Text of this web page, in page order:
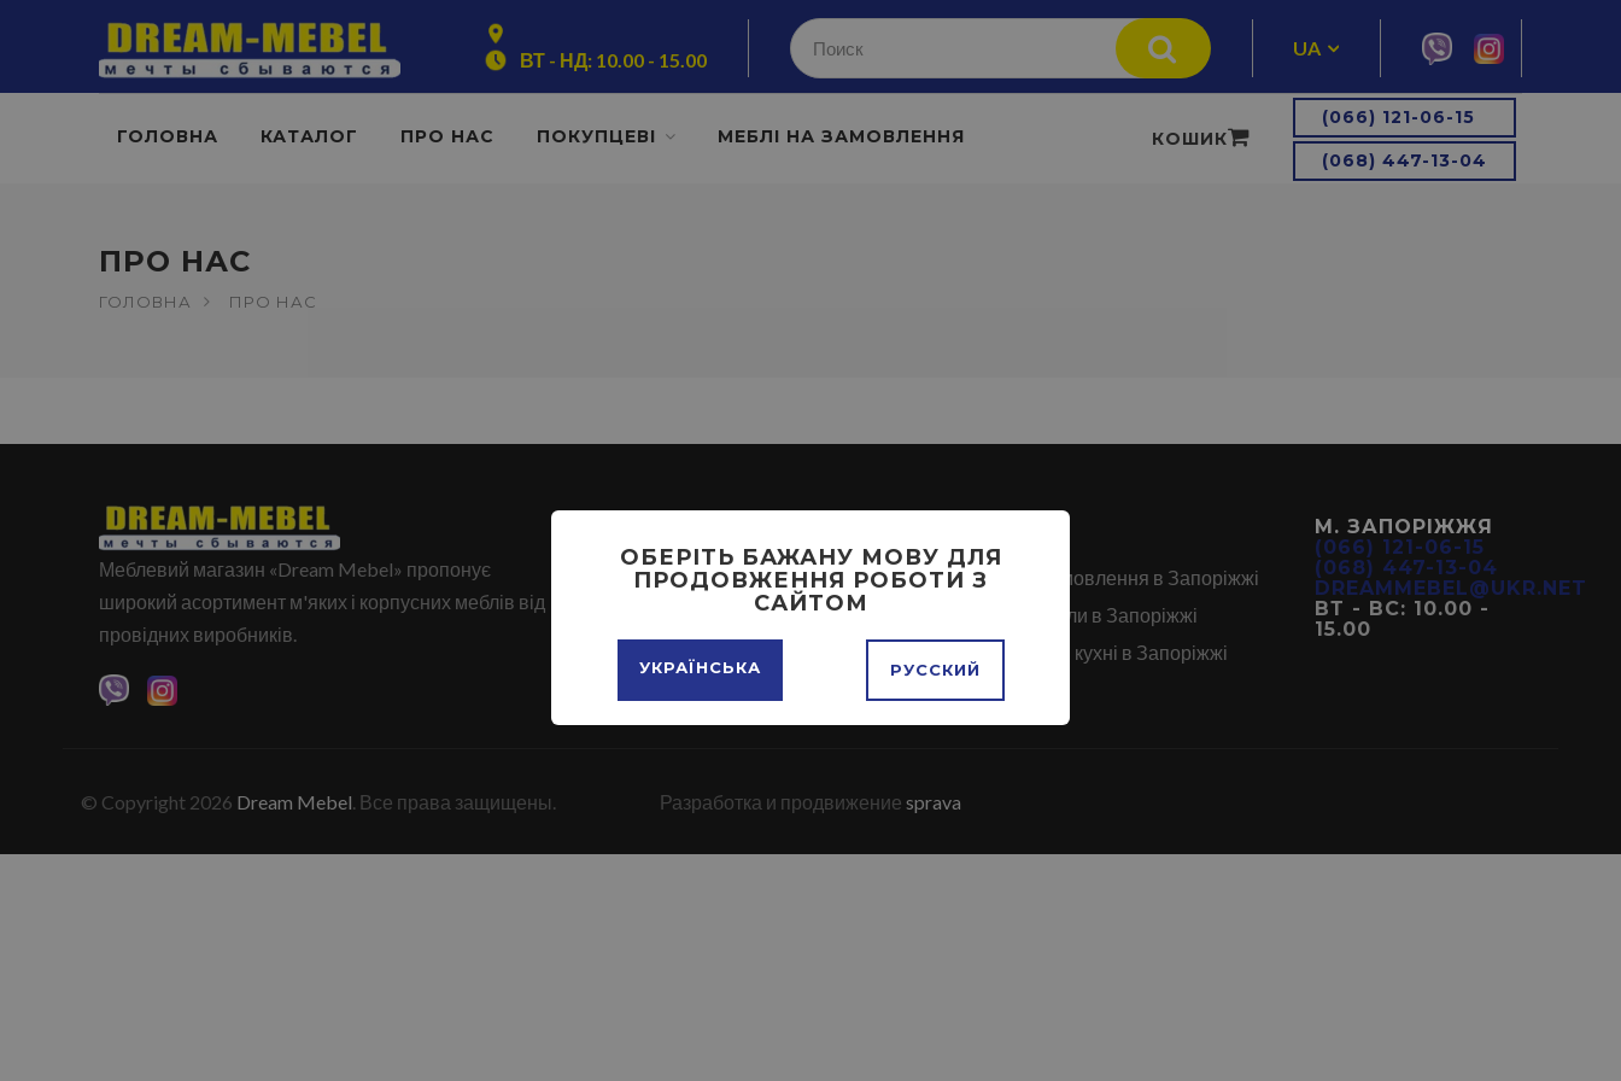
ВТ - НД: 10.00 - 15.00
UA
ГОЛОВНА КАТАЛОГ ПРО НАС ПОКУПЦЕВІ МЕБЛІ НА ЗАМОВЛЕННЯ
(066) 121-06-15
(068) 447-13-04
КОШИК
ПРО НАС
ГОЛОВНА ПРО НАС
Меблевий магазин «Dream Mebel» пропонує
широкий асортимент м'яких і корпусних меблів від
провідних виробників.
Купить диван в Запоріжжі
Шкаф купе в Запоріжжі
Кухні на замовлення в Запоріжжі
Кухонні столи в Запоріжжі
Куточки для кухні в Запоріжжі
М. ЗАПОРІЖЖЯ
(066) 121-06-15
(068) 447-13-04
DREAMMEBEL@UKR.NET
ВТ - ВС: 10.00 -
15.00
© Copyright 2026 Dream Mebel. Все права защищены. Разработка и продвижение sprava
ОБЕРІТЬ БАЖАНУ МОВУ ДЛЯ
ПРОДОВЖЕННЯ РОБОТИ З
САЙТОМ
УКРАЇНСЬКА РУССКИЙ